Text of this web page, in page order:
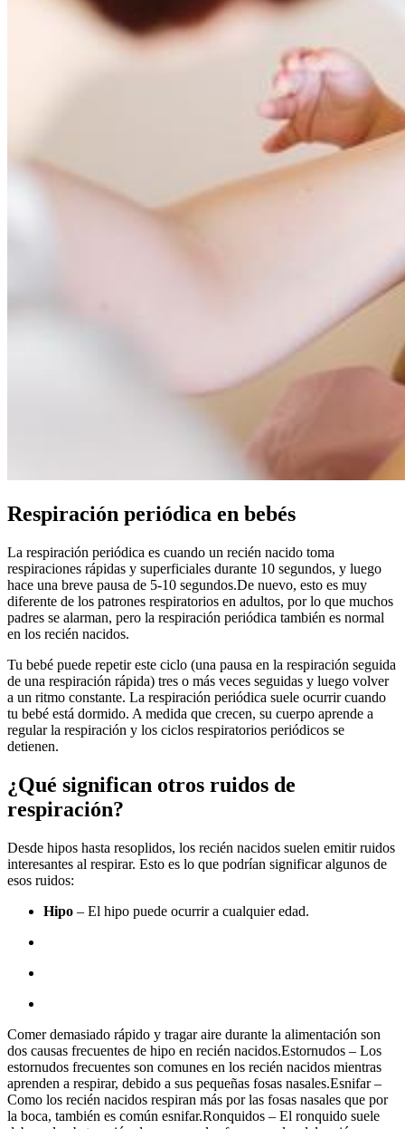
Respiración periódica en bebés
La respiración periódica es cuando un recién nacido toma
respiraciones rápidas y superficiales durante 10 segundos, y luego
hace una breve pausa de 5-10 segundos.De nuevo, esto es muy
diferente de los patrones respiratorios en adultos, por lo que muchos
padres se alarman, pero la respiración periódica también es normal
en los recién nacidos.
Tu bebé puede repetir este ciclo (una pausa en la respiración seguida
de una respiración rápida) tres o más veces seguidas y luego volver
a un ritmo constante. La respiración periódica suele ocurrir cuando
tu bebé está dormido. A medida que crecen, su cuerpo aprende a
regular la respiración y los ciclos respiratorios periódicos se
detienen.
¿Qué significan otros ruidos de
respiración?
Desde hipos hasta resoplidos, los recién nacidos suelen emitir ruidos
interesantes al respirar. Esto es lo que podrían significar algunos de
esos ruidos:
Hipo – El hipo puede ocurrir a cualquier edad.
Comer demasiado rápido y tragar aire durante la alimentación son
dos causas frecuentes de hipo en recién nacidos.Estornudos – Los
estornudos frecuentes son comunes en los recién nacidos mientras
aprenden a respirar, debido a sus pequeñas fosas nasales.Esnifar –
Como los recién nacidos respiran más por las fosas nasales que por
la boca, también es común esnifar.Ronquidos – El ronquido suele